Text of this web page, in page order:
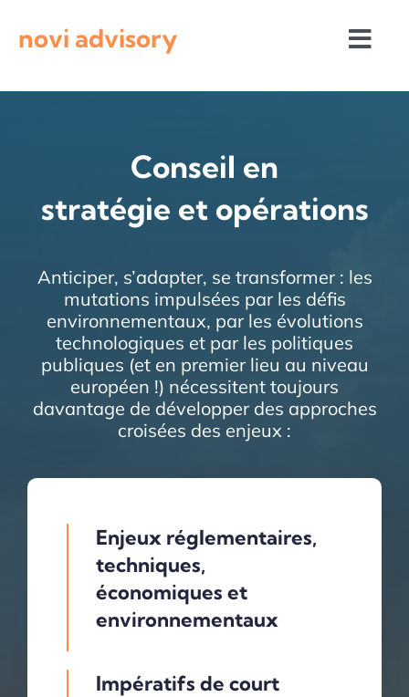
novi advisory
Revue de presse
Actualités institutionnelles
Appels à projets
Conseil en
stratégie et opérations
Anticiper, s’adapter, se transformer : les
mutations impulsées par les défis
environnementaux, par les évolutions
technologiques et par les politiques
publiques (et en premier lieu au niveau
européen !) nécessitent toujours
davantage de développer des approches
croisées des enjeux :
Enjeux réglementaires,
techniques,
économiques et
environnementaux
Impératifs de court